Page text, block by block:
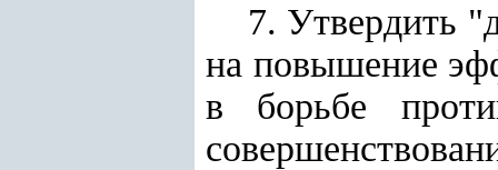
7. Утвердить
на повышение
в борьбе